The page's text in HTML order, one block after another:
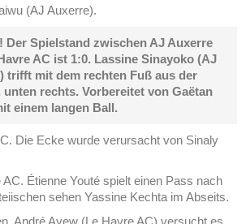
(AJ Auxerre).
Der Spielstand zwischen AJ Auxerre
AC ist 1:0. Lassine Sinayoko (AJ
trifft mit dem rechten Fuß aus der
unten rechts. Vorbereitet von Gaëtan
einem langen Ball.
Die Ecke wurde verursacht von Sinaly
Étienne Youté spielt einen Pass nach
sehen Yassine Kechta im Abseits.